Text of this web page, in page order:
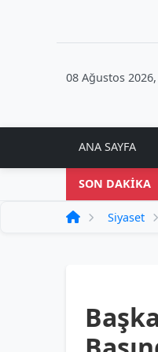
08 Ağustos
ANA SAYFA
SON DAKİKA
Siyaset